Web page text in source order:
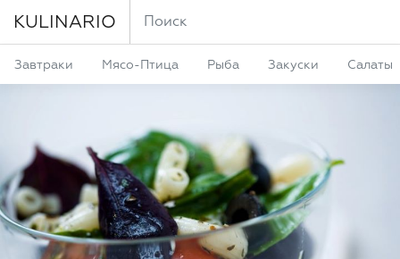
KULINARIO
Завтраки Мясо-Птица Рыба Закуски Салаты